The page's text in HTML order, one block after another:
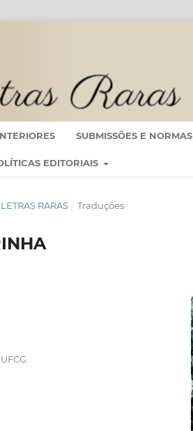
SUBMISSÕES E NORMAS
EDITORIAIS
RARAS / Traduções